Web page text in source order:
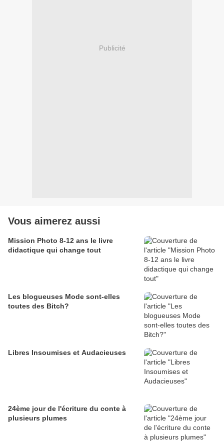
Publicité
Vous aimerez aussi
Mission Photo 8-12 ans le livre
didactique qui change tout
Les blogueuses Mode sont-elles
toutes des Bitch?
Libres Insoumises et Audacieuses
24ème jour de l'écriture du conte à
plusieurs plumes